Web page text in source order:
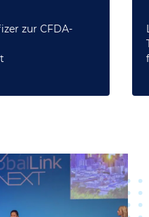
zur CFDA-